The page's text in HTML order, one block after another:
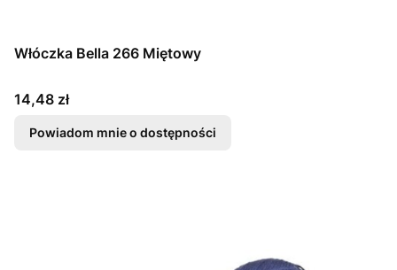
Włóczka Bella 266 Miętowy
Cena
14,48 zł
Powiadom mnie o dostępności